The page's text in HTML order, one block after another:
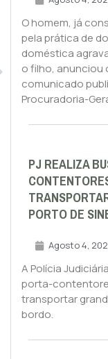
O homem, já
pela prática de
doméstica
o filho, anunciou
comunicado
Procuradoria-
PJ REALIZA
PORTO DE
Agosto 4,
A Polícia
porta-
transportar
bordo.